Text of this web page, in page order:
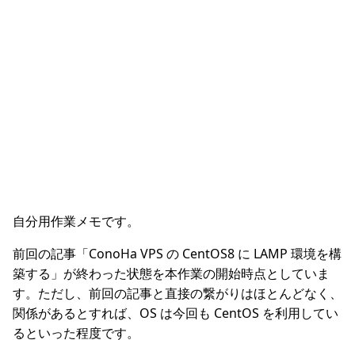
自分用作業メモです。
前回の記事「ConoHa VPS の CentOS8 に LAMP 環境を構
築する」が終わった状態を本作業の開始時点としていま
す。ただし、前回の記事と直接の繋がりはほとんどなく、
関係があるとすれば、OS は今回も CentOS を利用してい
るといった程度です。